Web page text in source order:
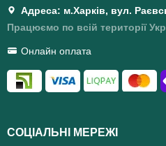
Адреса: м.Харків, вул.
Працюємо по всій території
Онлайн оплата
СОЦІАЛЬНІ МЕРЕЖІ